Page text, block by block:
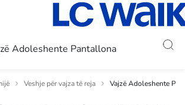
Adoleshente Pantallona
Veshje për vajza të reja Vajzë Adoleshente